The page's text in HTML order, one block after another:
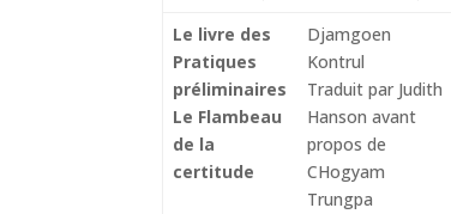
Le livre des
Pratiques
préliminaires
Le Flambeau
de la
certitude
Djamgoen
Kontrul
Traduit par Judith
Hanson avant
propos de
CHogyam
Trungpa